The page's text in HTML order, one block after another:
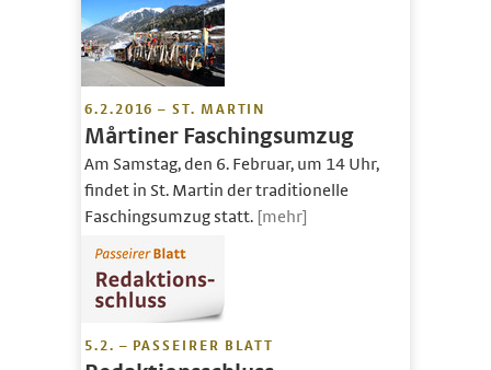
6.2.2016 – ST. MARTIN
Mårtiner Faschingsumzug
Am Samstag, den 6. Februar, um 14 Uhr,
findet in St. Martin der traditionelle
Faschingsumzug statt. [mehr]
5.2. – PASSEIRER BLATT